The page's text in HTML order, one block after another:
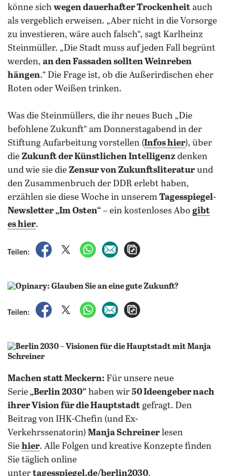
könne sich wegen dauerhafter Trockenheit auch
als vergeblich erweisen. „Aber nicht in die Vorsorge
zu investieren, wäre auch falsch“, sagt Karlheinz
Steinmüller. „Die Stadt muss auf jeden Fall begrünt
werden, an den Fassaden sollten Weinreben
hängen.“ Die Frage ist, ob die Außerirdischen eher
Roten oder Weißen trinken.
Was die Steinmüllers, die ihr neues Buch „Die
befohlene Zukunft“ am Donnerstagabend in der
Stiftung Aufarbeitung vorstellen (Infos hier), über
die Zukunft der Künstlichen Intelligenz denken
und wie sie die Zensur von Zukunftsliteratur und
den Zusammenbruch der DDR erlebt haben,
erzählen sie diese Woche in unserem Tagesspiegel-
Newsletter „Im Osten“ – ein kostenloses Abo gibt
es hier.
Teilen:
auf Facebook teilen
auf X teilenper WhatsApp teilen
per E-Mail teilen
Teilen:
auf Facebook teilen
auf X teilenper WhatsApp teilen
per E-Mail teilen
Machen statt Meckern: Für unsere neue
Serie „Berlin 2030“ haben wir 50 Ideengeber nach
ihrer Vision für die Hauptstadt gefragt. Den
Beitrag von IHK-Chefin (und Ex-
Verkehrssenatorin) Manja Schreiner lesen
Sie hier. Alle Folgen und kreative Konzepte finden
Sie täglich online
unter tagesspiegel.de/berlin2030.